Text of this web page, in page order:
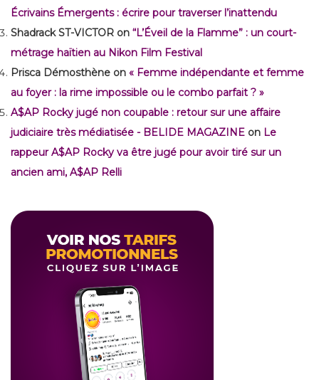
Écrivains Émergents : écrire pour traverser l’inattendu
Shadrack ST-VICTOR on “L’Éveil de la Flamme” : un court-
métrage haïtien au Nikon Film Festival
Prisca Démosthène on « Femme indépendante et femme
au foyer : la rime impossible ou le combo parfait ? »
A$AP Rocky jugé non coupable : retour sur une affaire
judiciaire très médiatisée - BELIDE MAGAZINE on Le
rappeur A$AP Rocky va être jugé pour avoir tiré sur un
ancien ami, A$AP Relli